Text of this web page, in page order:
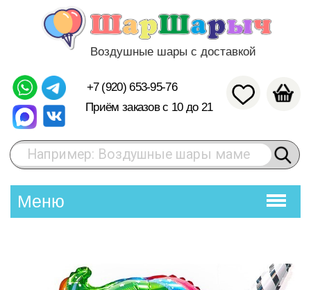
Воздушные шары с доставкой
Приём заказов с 10 до 21
Меню
Например: Воздушные шары маме